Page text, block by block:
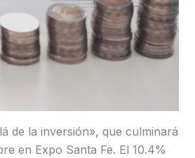
de la inversión», que culminará
en Expo Santa Fe. El 10.4%